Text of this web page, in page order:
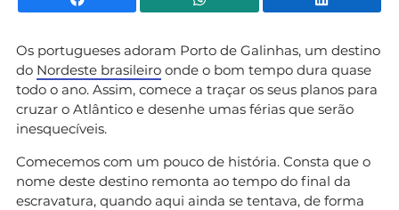
Os portugueses adoram Porto de Galinhas, um destino
do Nordeste brasileiro onde o bom tempo dura quase
todo o ano. Assim, comece a traçar os seus planos para
cruzar o Atlântico e desenhe umas férias que serão
inesquecíveis.
Comecemos com um pouco de história. Consta que o
nome deste destino remonta ao tempo do final da
escravatura, quando aqui ainda se tentava, de forma